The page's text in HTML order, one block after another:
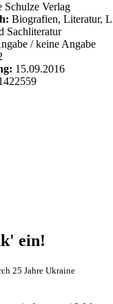
Schulze Verlag
Biografien, Literatur,
Sachliteratur
/ keine Angabe
15.09.2016
ein!
25 Jahre Ukraine